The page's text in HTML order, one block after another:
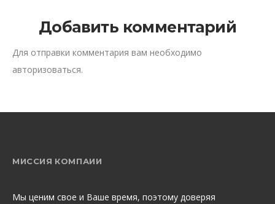
Добавить комментарий
Для отправки комментария вам необходимо
авторизоваться.
МИССИЯ КОМПАИИ
Мы ценим свое и Ваше время, поэтому доверяя